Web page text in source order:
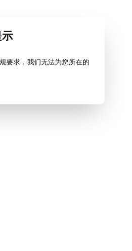
要求，我们无法为您所在的